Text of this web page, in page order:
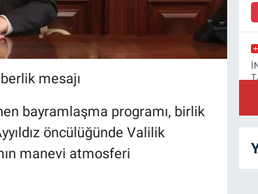
mesajı
bayramlaşma programı, birlik
öncülüğünde Valilik
manevi atmosferi